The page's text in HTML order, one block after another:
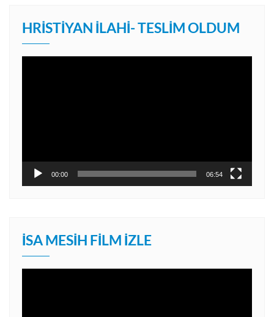
HRISTIYAN İLAHI- TESLIM OLDUM
00:00 06:54
İSA MESIH FILM İZLE